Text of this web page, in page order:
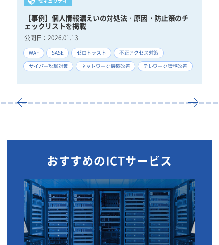
【被害事例】トロイの木馬とは？感染経路や7つの防止
対策を解説
公開日： 2026.01.13
不正アクセス対策 サイバー攻撃対策 DDoS
スパムメール
SASE
テレワーク環境改善 中堅中小企業に重要
おすすめのICTサービス